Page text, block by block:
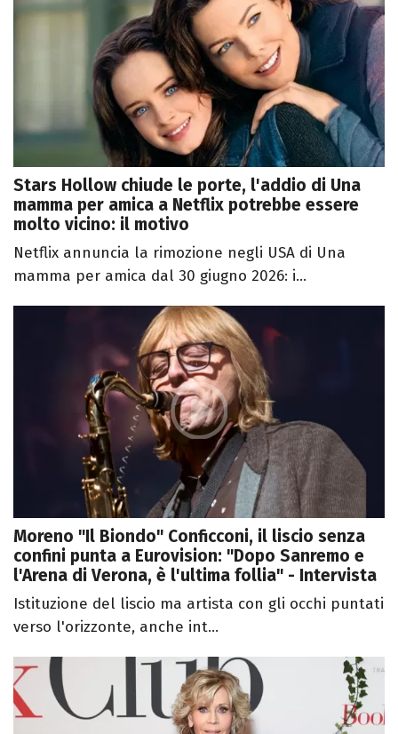
Stars Hollow chiude le porte, l'addio di Una
mamma per amica a Netflix potrebbe essere
molto vicino: il motivo
Netflix annuncia la rimozione negli USA di Una
mamma per amica dal 30 giugno 2026: i...
Moreno "Il Biondo" Conficconi, il liscio senza
confini punta a Eurovision: "Dopo Sanremo e
l'Arena di Verona, è l'ultima follia" - Intervista
Istituzione del liscio ma artista con gli occhi puntati
verso l'orizzonte, anche int...